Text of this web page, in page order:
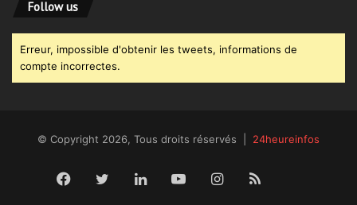
Follow us
Erreur, impossible d'obtenir les tweets, informations de
compte incorrectes.
© Copyright 2026, Tous droits réservés | 24heureinfos
Facebook
TwitterLinkedinYouTubeInstagram